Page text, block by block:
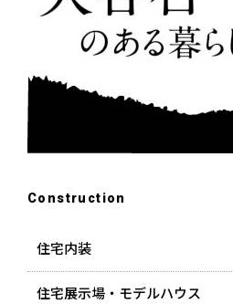
Construction
住宅内装
住宅展示場・モデルハウス